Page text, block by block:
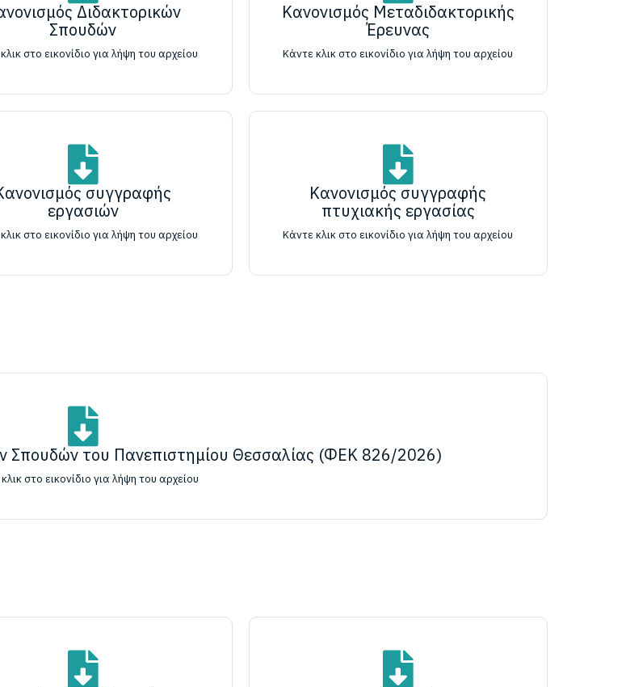
Διδακτορικών
Σπουδών
στο εικονίδιο για λήψη του αρχείου
Κανονισμός Μεταδιδακτορικής
Έρευνας
Κάντε κλικ στο εικονίδιο για λήψη του αρχείου
συγγραφής
εργασιών
στο εικονίδιο για λήψη του αρχείου
Κανονισμός συγγραφής
πτυχιακής εργασίας
Κάντε κλικ στο εικονίδιο για λήψη του αρχείου
Σπουδών του Πανεπιστημίου Θεσσαλίας (ΦΕΚ 826/2026)
στο εικονίδιο για λήψη του αρχείου